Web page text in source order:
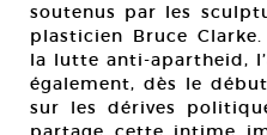
soutenus par les
plasticien Bruce
la lutte anti-apartheid,
également, dès le
sur les dérives